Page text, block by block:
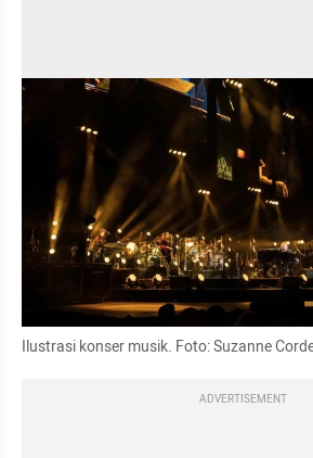
Ilustrasi konser musik. Foto: Suzanne
ADVERTISEMENT